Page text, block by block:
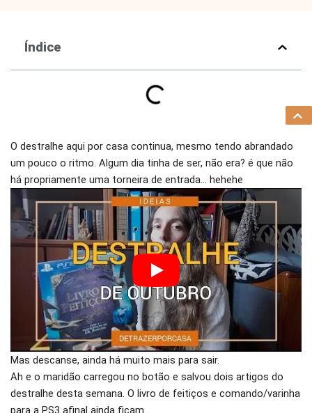
Índice
O destralhe aqui por casa continua, mesmo tendo abrandado
um pouco o ritmo. Algum dia tinha de ser, não era? é que não
há propriamente uma torneira de entrada… hehehe
Mas descanse, ainda há muito mais para sair.
Ah e o maridão carregou no botão e salvou dois artigos do
destralhe desta semana. O livro de feitiços e comando/varinha
para a PS3 afinal ainda ficam.